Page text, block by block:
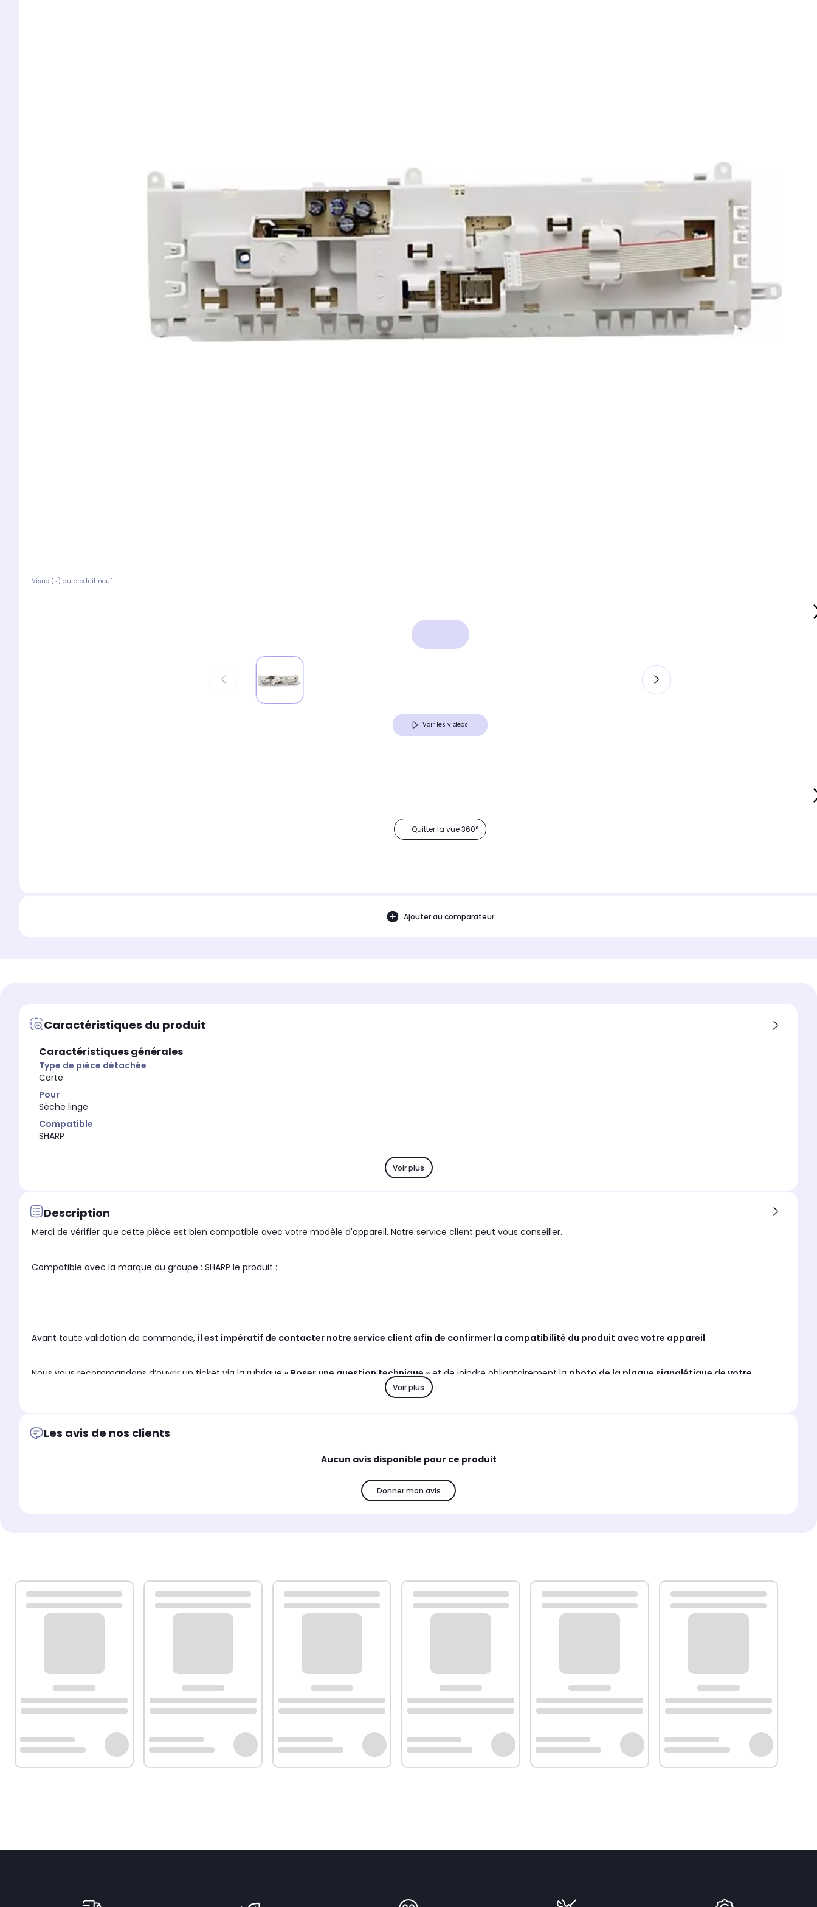
Visuel(s) du produit neuf
Voir les vidéos
Quitter la vue 360°
Ajouter au comparateur
Caractéristiques du produit
Caractéristiques générales
Type de pièce détachée
Carte
Pour
Sèche linge
Compatible
SHARP
Voir plus
Description
Merci de vérifier que cette pièce est bien compatible avec votre modèle d'appareil. Notre service client peut vous conseiller.
Compatible avec la marque du groupe : SHARP le produit :
Avant toute validation de commande, il est impératif de contacter notre service client afin de confirmer la compatibilité du produit avec votre appareil.
Nous vous recommandons d’ouvrir un ticket via la rubrique « Poser une question technique » et de joindre obligatoirement la photo de la plaque signalétique de votre
En raison des spécificités techniques de ce produit (matériel électronique et électrique)
limitée à un échange standard contre un produit identique, uniquement en cas de défaut avéré
Information :
Compatibilité :
SHARP: KDGCB9S7PW9FR - 5701012273
Voir plus
Les avis de nos clients
Aucun avis disponible pour ce produit
Donner mon avis